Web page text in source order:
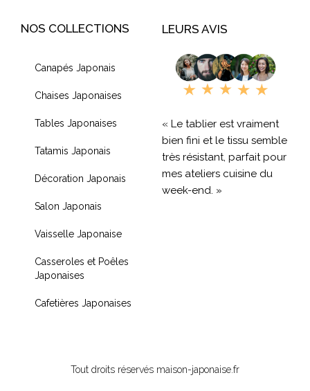
NOS COLLECTIONS
Canapés Japonais
Chaises Japonaises
Tables Japonaises
Tatamis Japonais
Décoration Japonais
Salon Japonais
Vaisselle Japonaise
Casseroles et Poêles
Japonaises
Cafetières Japonaises
LEURS AVIS
« Le tablier est vraiment
bien fini et le tissu semble
très résistant, parfait pour
mes ateliers cuisine du
week-end. »
Tout droits réservés maison-japonaise.fr